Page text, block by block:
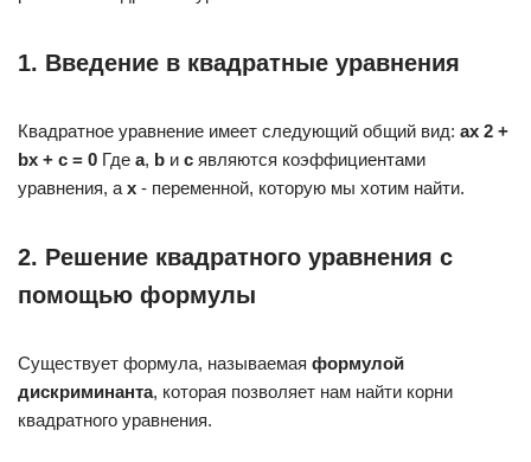
1. Введение в квадратные уравнения
Квадратное уравнение имеет следующий общий вид: ax 2 +
bx + c = 0 Где a, b и c являются коэффициентами
уравнения, а x - переменной, которую мы хотим найти.
2. Решение квадратного уравнения с
помощью формулы
Существует формула, называемая формулой
дискриминанта, которая позволяет нам найти корни
квадратного уравнения.